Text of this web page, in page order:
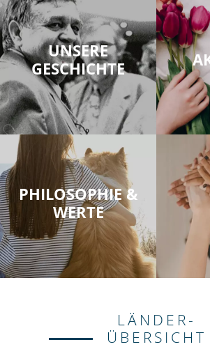
UNSERE
GESCHICHTE
PHILOSOPHIE &
WERTE
LÄNDER-
ÜBERSICHT